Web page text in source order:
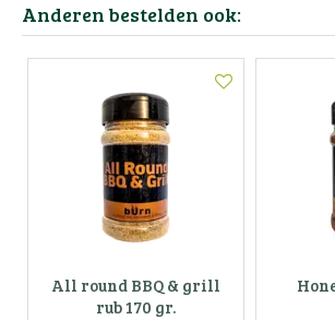
Anderen bestelden ook:
All round BBQ & grill
rub 170 gr.